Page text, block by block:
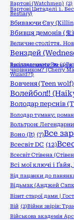
Вартові (Watchmen) (2)
Вартові Цитаделі 1.
Bestiary)
Вбиваючи Єву
Вбивця демонів (鬼
Величне століття.
Венздей
Весілля вченого Рю (1)
Вишнева магія! Якщо в
чарівником? (Cherry
Wizard?!)
Вовченя (Teen wolf)
Волейбол!!
Володар перснів
Володар туману:
Вольтрон:
Воно (It) (7)Все
Всесвіт DC (12)
Всесвіт Стівена
Всі мої ключі і
Від пацанки до
Відьмак (Анджей
Візит старої дами |
Вій (2)Війни звірів:
Військова академія